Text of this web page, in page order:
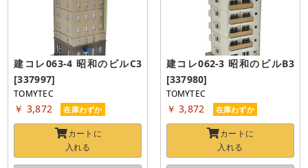
建コレ063-4 昭和のビルC3
[337997]
TOMYTEC
￥ 3,872 在庫わずか
カートに
入れる
建コレ062-3 昭和のビルB3
[337980]
TOMYTEC
￥ 3,872 在庫わずか
カートに
入れる